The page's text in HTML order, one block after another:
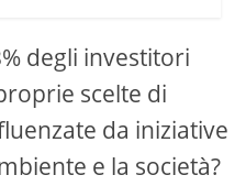
degli investitori
scelte di
da iniziative
e la società?